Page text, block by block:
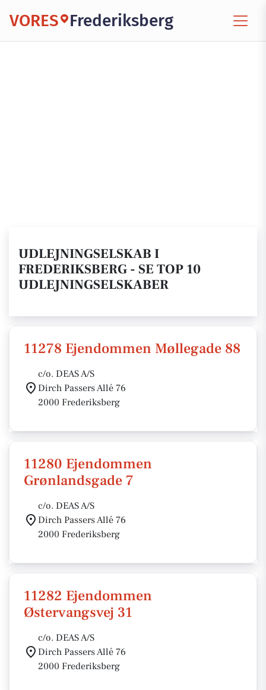
VORES Frederiksberg
UDLEJNINGSELSKAB I
FREDERIKSBERG - SE TOP 10
UDLEJNINGSELSKABER
11278 Ejendommen Møllegade 88
c/o. DEAS A/S
Dirch Passers Allé 76
2000 Frederiksberg
11280 Ejendommen
Grønlandsgade 7
c/o. DEAS A/S
Dirch Passers Allé 76
2000 Frederiksberg
11282 Ejendommen
Østervangsvej 31
c/o. DEAS A/S
Dirch Passers Allé 76
2000 Frederiksberg